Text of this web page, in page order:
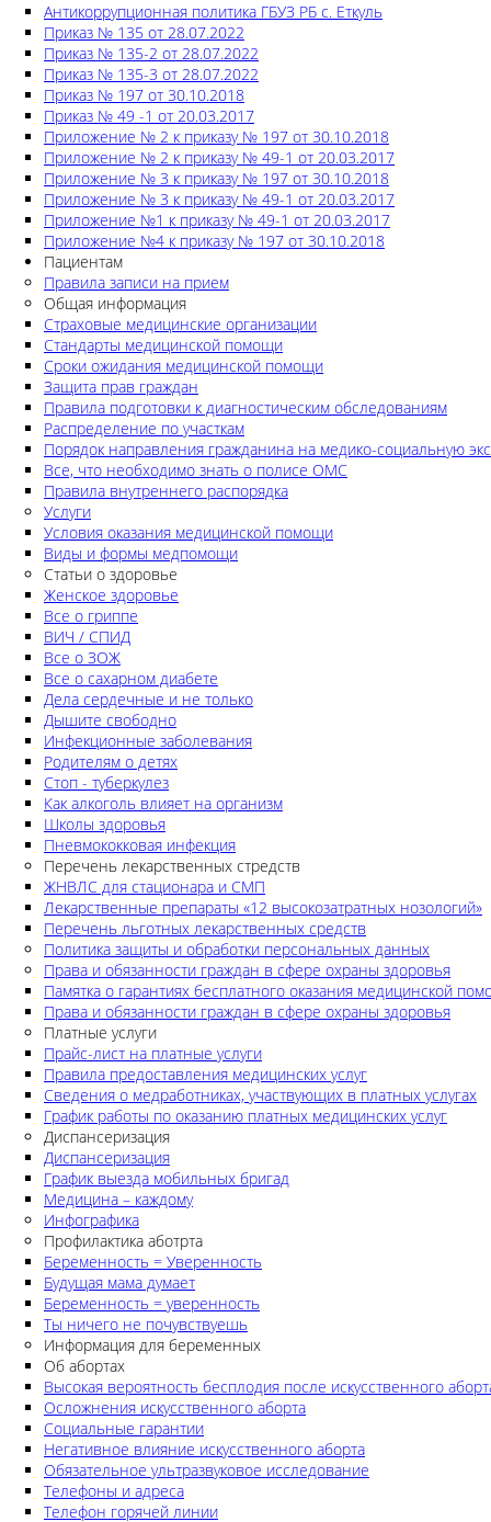
Антикоррупционная политика ГБУЗ РБ с. Еткуль
Приказ № 135 от 28.07.2022
Приказ № 135-2 от 28.07.2022
Приказ № 135-3 от 28.07.2022
Приказ № 197 от 30.10.2018
Приказ № 49 -1 от 20.03.2017
Приложение № 2 к приказу № 197 от 30.10.2018
Приложение № 2 к приказу № 49-1 от 20.03.2017
Приложение № 3 к приказу № 197 от 30.10.2018
Приложение № 3 к приказу № 49-1 от 20.03.2017
Приложение №1 к приказу № 49-1 от 20.03.2017
Приложение №4 к приказу № 197 от 30.10.2018
Пациентам
Правила записи на прием
Общая информация
Страховые медицинские организации
Стандарты медицинской помощи
Сроки ожидания медицинской помощи
Защита прав граждан
Правила подготовки к диагностическим обследованиям
Распределение по участкам
Порядок направления гражданина на медико-социальную
Все, что необходимо знать о полисе ОМС
Правила внутреннего распорядка
Услуги
Условия оказания медицинской помощи
Виды и формы медпомощи
Статьи о здоровье
Женское здоровье
Все о гриппе
ВИЧ / СПИД
Все о ЗОЖ
Все о сахарном диабете
Дела сердечные и не только
Дышите свободно
Инфекционные заболевания
Родителям о детях
Стоп - туберкулез
Как алкоголь влияет на организм
Школы здоровья
Пневмококковая инфекция
Перечень лекарственных стредств
ЖНВЛС для стационара и СМП
Лекарственные препараты «12 высокозатратных нозологий»
Перечень льготных лекарственных средств
Политика защиты и обработки персональных данных
Права и обязанности граждан в сфере охраны здоровья
Памятка о гарантиях бесплатного оказания медицинской
Права и обязанности граждан в сфере охраны здоровья
Платные услуги
Прайс-лист на платные услуги
Правила предоставления медицинских услуг
Сведения о медработниках, участвующих в платных услугах
График работы по оказанию платных медицинских услуг
Диспансеризация
Диспансеризация
График выезда мобильных бригад
Медицина – каждому
Инфографика
Профилактика аботрта
Беременность = Уверенность
Будущая мама думает
Беременность = уверенность
Ты ничего не почувствуешь
Информация для беременных
Об абортах
Высокая вероятность бесплодия после искусственного
Осложнения искусственного аборта
Социальные гарантии
Негативное влияние искусственного аборта
Обязательное ультразвуковое исследование
Телефоны и адреса
Телефон горячей линии